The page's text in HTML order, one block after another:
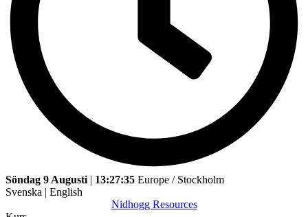
Söndag 9 Augusti | 13:27:35 Europe / Stockholm
Svenska | English
Nidhogg Resources